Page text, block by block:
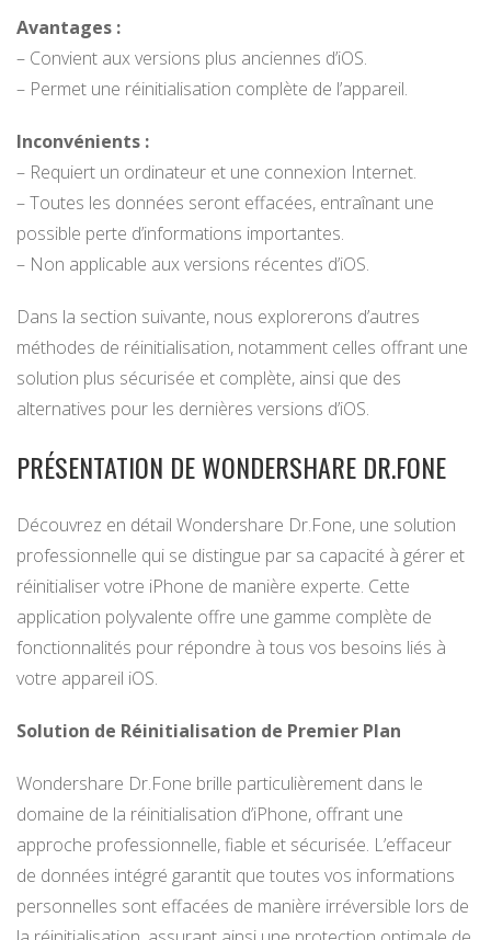
Avantages :
– Convient aux versions plus anciennes d’iOS.
– Permet une réinitialisation complète de l’appareil.
Inconvénients :
– Requiert un ordinateur et une connexion Internet.
– Toutes les données seront effacées, entraînant une
possible perte d’informations importantes.
– Non applicable aux versions récentes d’iOS.
Dans la section suivante, nous explorerons d’autres
méthodes de réinitialisation, notamment celles offrant une
solution plus sécurisée et complète, ainsi que des
alternatives pour les dernières versions d’iOS.
PRÉSENTATION DE WONDERSHARE DR.FONE
Découvrez en détail Wondershare Dr.Fone, une solution
professionnelle qui se distingue par sa capacité à gérer et
réinitialiser votre iPhone de manière experte. Cette
application polyvalente offre une gamme complète de
fonctionnalités pour répondre à tous vos besoins liés à
votre appareil iOS.
Solution de Réinitialisation de Premier Plan
Wondershare Dr.Fone brille particulièrement dans le
domaine de la réinitialisation d’iPhone, offrant une
approche professionnelle, fiable et sécurisée. L’effaceur
de données intégré garantit que toutes vos informations
personnelles sont effacées de manière irréversible lors de